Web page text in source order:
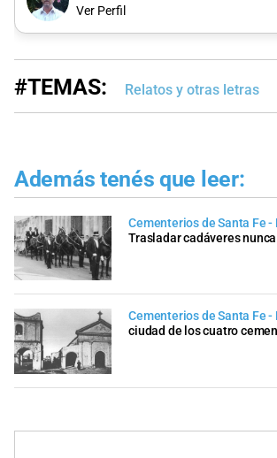
Ver Perfil
#TEMAS: Relatos y otras letras
Además tenés que leer:
Cementerios de Santa Fe
Trasladar cadáveres
Cementerios de Santa Fe
ciudad de los cuatro